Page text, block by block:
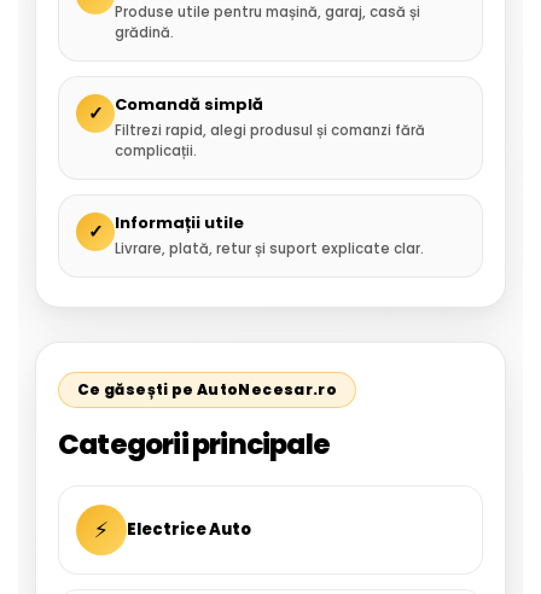
Produse utile pentru mașină, garaj, casă și
grădină.
✓ Comandă simplă
Filtrezi rapid, alegi produsul și comanzi fără
complicații.
✓ Informații utile
Livrare, plată, retur și suport explicate clar.
Ce găsești pe AutoNecesar.ro
Categorii principale
⚡ Electrice Auto